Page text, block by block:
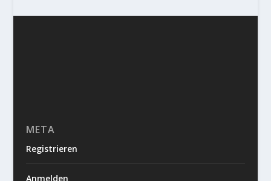
META
Registrieren
Anmelden